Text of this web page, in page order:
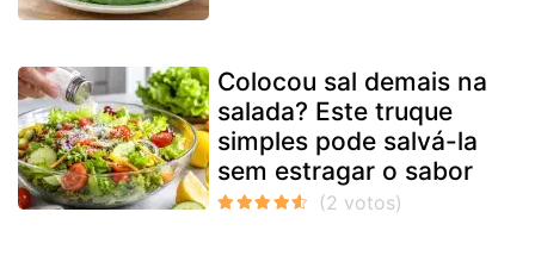
Colocou sal demais na
salada? Este truque
simples pode salvá-la
sem estragar o sabor